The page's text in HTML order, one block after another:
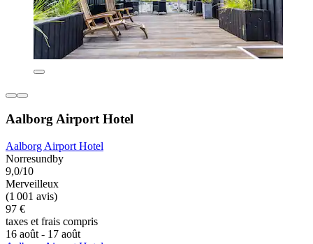
Aalborg Airport Hotel
Aalborg Airport Hotel
Norresundby
9,0/10
Merveilleux
(1 001 avis)
97 €
taxes et frais compris
16 août - 17 août